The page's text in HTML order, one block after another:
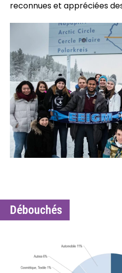
reconnues et appréciées
Débouchés